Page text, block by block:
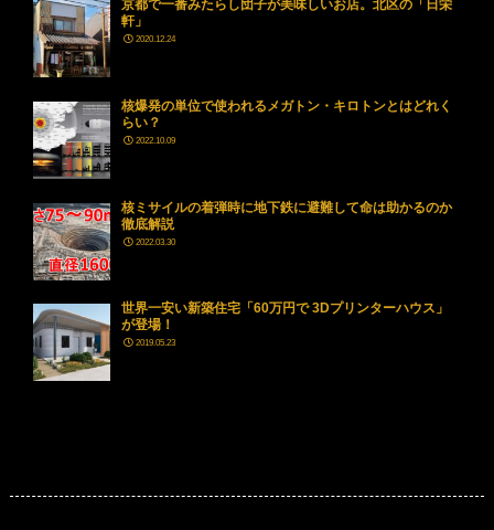
京都で一番みたらし団子が美味しいお店。北区の「日栄
軒」
2020.12.24
核爆発の単位で使われるメガトン・キロトンとはどれく
らい？
2022.10.09
核ミサイルの着弾時に地下鉄に避難して命は助かるのか
徹底解説
2022.03.30
世界一安い新築住宅「60万円で 3Dプリンターハウス」
が登場！
2019.05.23